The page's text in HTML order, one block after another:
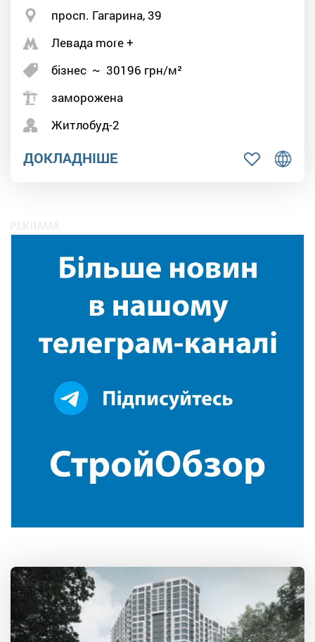
просп. Гагарина, 39
Левада more +
бізнес ~ 30196 грн/м²
заморожена
Житлобуд-2
ДОКЛАДНІШЕ